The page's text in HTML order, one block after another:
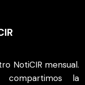
NotiCIR mensual.
la